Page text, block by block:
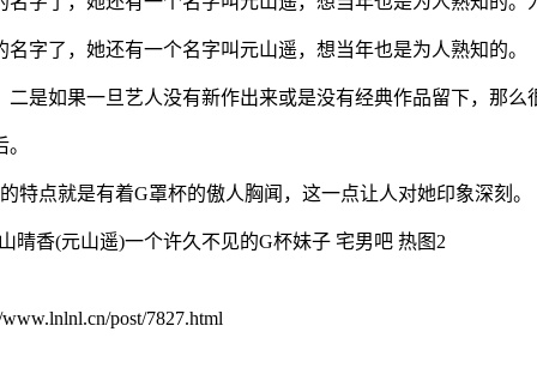
字了，她还有一个名字叫元山遥，想当年也是为人熟知的。
是如果一旦艺人没有新作出来或是没有经典作品留下，那么
特点就是有着G罩杯的傲人胸闻，这一点让人对她印象深刻。
post/7827.html